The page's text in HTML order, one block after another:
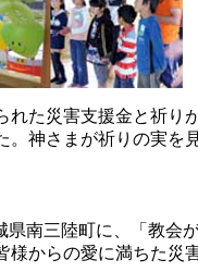
た災害支援金と祈
神さまが祈りの実を
県南三陸町に、「教
からの愛に満ちた災